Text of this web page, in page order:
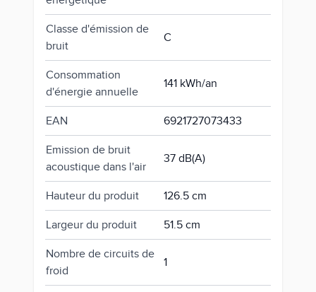
Classe d'émission de
bruit
C
Consommation
d'énergie annuelle
141 kWh/an
EAN 6921727073433
Emission de bruit
acoustique dans l'air
37 dB(A)
Hauteur du produit 126.5 cm
Largeur du produit 51.5 cm
Nombre de circuits de
froid
1